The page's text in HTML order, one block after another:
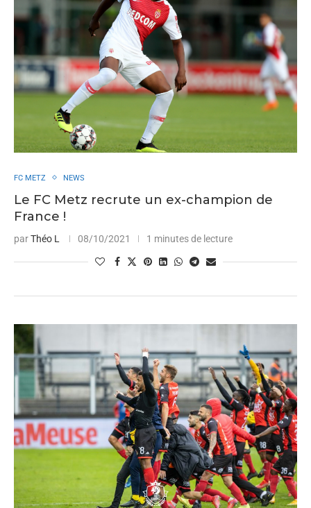
FC METZ NEWS
Le FC Metz recrute un ex-champion de
France !
parThéo L 08/10/2021 1 minutes de lecture